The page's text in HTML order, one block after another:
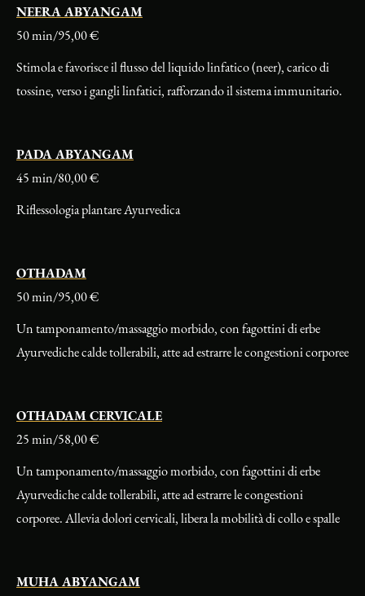
NEERA ABYANGAM
50 min/95,00 €
Stimola e favorisce il flusso del liquido linfatico (neer), carico di
tossine, verso i gangli linfatici, rafforzando il sistema immunitario.
PADA ABYANGAM
45 min/80,00 €
Riflessologia plantare Ayurvedica
OTHADAM
50 min/95,00 €
Un tamponamento/massaggio morbido, con fagottini di erbe
Ayurvediche calde tollerabili, atte ad estrarre le congestioni corporee
OTHADAM CERVICALE
25 min/58,00 €
Un tamponamento/massaggio morbido, con fagottini di erbe
Ayurvediche calde tollerabili, atte ad estrarre le congestioni
corporee. Allevia dolori cervicali, libera la mobilità di collo e spalle
MUHA ABYANGAM